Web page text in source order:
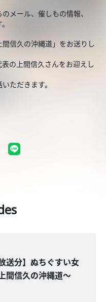
メール、催しもの情報、
信久の沖縄道」をお送りし
の上間信久さんをお迎えし
ただきます。
送分】ぬちぐすい女
信久の沖縄道～